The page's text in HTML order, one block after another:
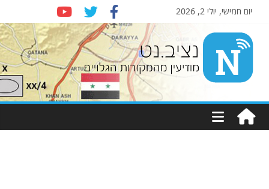
יום חמישי, יולי 2, 2026
Nziv.net
מודיעין
מהמקורות